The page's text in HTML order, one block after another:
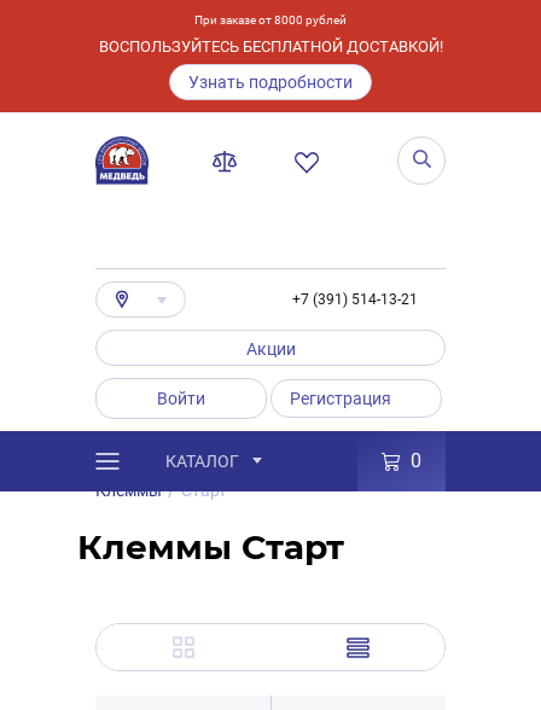
При заказе от 8000 рублей
ВОСПОЛЬЗУЙТЕСЬ БЕСПЛАТНОЙ ДОСТАВКОЙ!
Узнать подробности
+7 (391) 514-13-21
Акции
Войти Регистрация
КАТАЛОГ 0
Каталог / Товары Аксессуары
/
Клеммы / Старт
Клеммы Старт